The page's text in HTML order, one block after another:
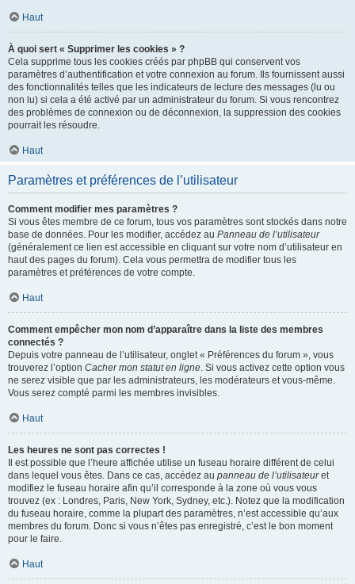
Haut
À quoi sert « Supprimer les cookies » ?
Cela supprime tous les cookies créés par phpBB qui conservent vos
paramètres d’authentification et votre connexion au forum. Ils fournissent aussi
des fonctionnalités telles que les indicateurs de lecture des messages (lu ou
non lu) si cela a été activé par un administrateur du forum. Si vous rencontrez
des problèmes de connexion ou de déconnexion, la suppression des cookies
pourrait les résoudre.
Haut
Paramètres et préférences de l’utilisateur
Comment modifier mes paramètres ?
Si vous êtes membre de ce forum, tous vos paramètres sont stockés dans notre
base de données. Pour les modifier, accédez au Panneau de l’utilisateur
(généralement ce lien est accessible en cliquant sur votre nom d’utilisateur en
haut des pages du forum). Cela vous permettra de modifier tous les
paramètres et préférences de votre compte.
Haut
Comment empêcher mon nom d’apparaître dans la liste des membres
connectés ?
Depuis votre panneau de l’utilisateur, onglet « Préférences du forum », vous
trouverez l’option Cacher mon statut en ligne. Si vous activez cette option vous
ne serez visible que par les administrateurs, les modérateurs et vous-même.
Vous serez compté parmi les membres invisibles.
Haut
Les heures ne sont pas correctes !
Il est possible que l’heure affichée utilise un fuseau horaire différent de celui
dans lequel vous êtes. Dans ce cas, accédez au panneau de l’utilisateuret
modifiez le fuseau horaire afin qu’il corresponde à la zone où vous vous
trouvez (ex : Londres, Paris, New York, Sydney, etc.). Notez que la modification
du fuseau horaire, comme la plupart des paramètres, n’est accessible qu’aux
membres du forum. Donc si vous n’êtes pas enregistré, c’est le bon moment
pour le faire.
Haut